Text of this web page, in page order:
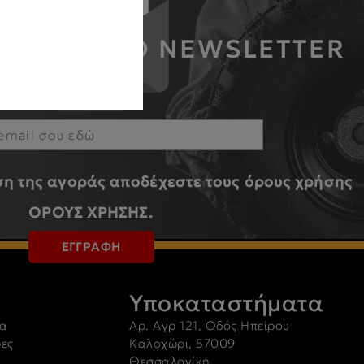
ΤΟ NEWSLETTER
της αγοράς αποδέχεστε τους όρους χρήσης
ΟΡΟΥΣ ΧΡΗΣΗΣ.
ΕΓΓΡΑΦΗ
Υποκαταστήματα
Αρ. Αγρ 121, Οδός Ηπείρου
Καλοχώρι, 57009